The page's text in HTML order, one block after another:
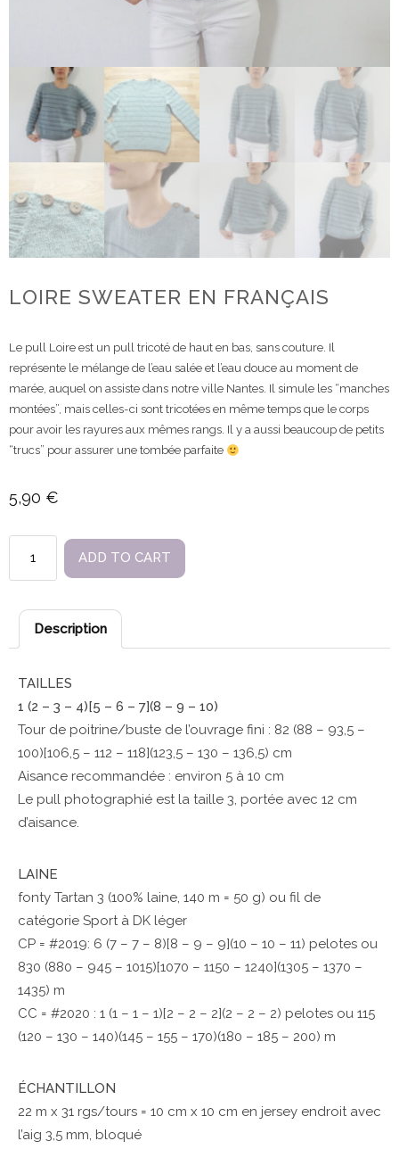
LOIRE SWEATER EN FRANÇAIS
Le pull Loire est un pull tricoté de haut en bas, sans couture. Il
représente le mélange de l’eau salée et l’eau douce au moment de
marée, auquel on assiste dans notre ville Nantes. Il simule les “manches
montées”, mais celles-ci sont tricotées en même temps que le corps
pour avoir les rayures aux mêmes rangs. Il y a aussi beaucoup de petits
“trucs” pour assurer une tombée parfaite
5,90 €
français
ADD TO CART
Description
TAILLES
1 (2 – 3 – 4)[5 – 6 – 7](8 – 9 – 10)
Tour de poitrine/buste de l’ouvrage fini : 82 (88 – 93,5 –
100)[106,5 – 112 – 118](123,5 – 130 – 136,5) cm
Aisance recommandée : environ 5 à 10 cm
Le pull photographié est la taille 3, portée avec 12 cm
d’aisance.
LAINE
fonty Tartan 3 (100% laine, 140 m = 50 g) ou fil de
catégorie Sport à DK léger
CP = #2019: 6 (7 – 7 – 8)[8 – 9 – 9](10 – 10 – 11) pelotes ou
830 (880 – 945 – 1015)[1070 – 1150 – 1240](1305 – 1370 –
1435) m
CC = #2020 : 1 (1 – 1 – 1)[2 – 2 – 2](2 – 2 – 2) pelotes ou 115
(120 – 130 – 140)(145 – 155 – 170)(180 – 185 – 200) m
ÉCHANTILLON
22 m x 31 rgs/tours = 10 cm x 10 cm en jersey endroit avec
l’aig 3,5 mm, bloqué